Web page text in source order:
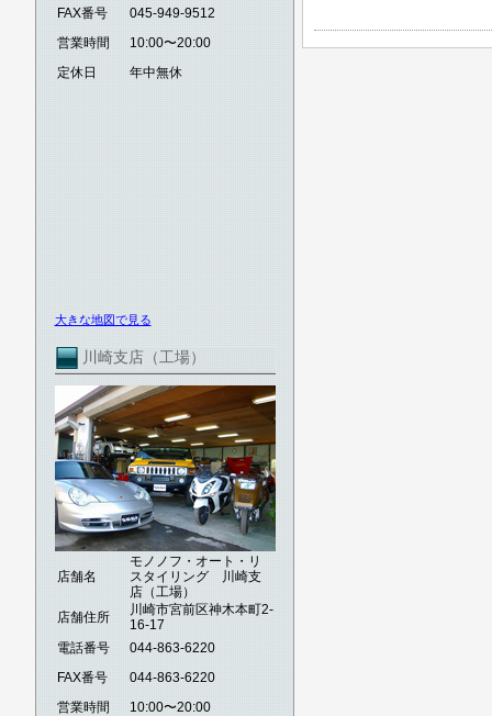
FAX番号
045-949-9512
営業時間
10:00〜20:00
定休日
年中無休
大きな地図で見る
川崎支店（工場）
店舗名
モノノフ・オート・リ
スタイリング 川崎支
店（工場）
店舗住所
川崎市宮前区神木本町2-
16-17
電話番号
044-863-6220
FAX番号
044-863-6220
営業時間
10:00〜20:00